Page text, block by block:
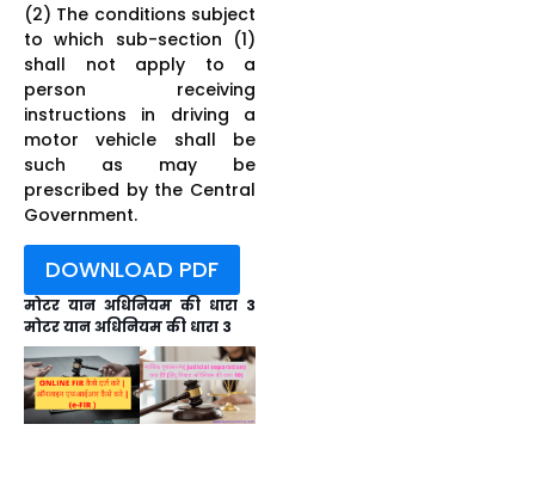
(2) The conditions subject
to which sub-section (1)
shall not apply to a
person receiving
instructions in driving a
motor vehicle shall be
such as may be
prescribed by the Central
Government.
DOWNLOAD PDF
मोटर यान अधिनियम की धारा 3
मोटर यान अधिनियम की धारा 3